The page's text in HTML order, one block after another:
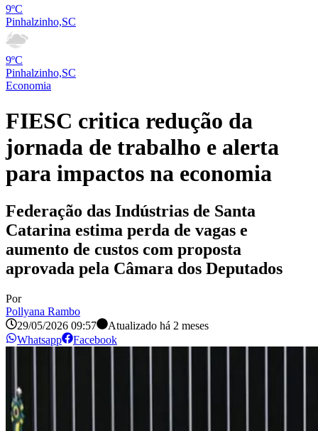
9ºC
Pinhalzinho,SC
9ºC
Pinhalzinho,SC
Economia
FIESC critica redução da
jornada de trabalho e alerta
para impactos na economia
Federação das Indústrias de Santa
Catarina estima perda de vagas e
aumento de custos com proposta
aprovada pela Câmara dos Deputados
Por
Pollyana Rambo
29/05/2026 09:57
Atualizado há 2 meses
Whatsapp
Facebook